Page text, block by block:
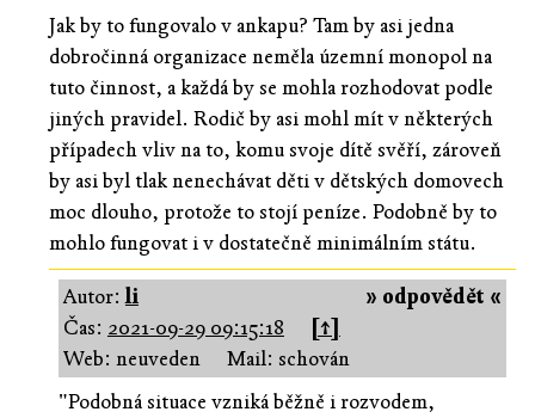
Jak by to fungovalo v ankapu? Tam by asi jedna
dobročinná organizace neměla územní monopol na
tuto činnost, a každá by se mohla rozhodovat podle
jiných pravidel. Rodič by asi mohl mít v některých
případech vliv na to, komu svoje dítě svěří, zároveň
by asi byl tlak nenechávat děti v dětských domovech
moc dlouho, protože to stojí peníze. Podobně by to
mohlo fungovat i v dostatečně minimálním státu.
» odpovědět «
Autor:li
Čas: 2021-09-29 09:15:18
[↑]
Web: neuveden
Mail: schován
"Podobná situace vzniká běžně i rozvodem,